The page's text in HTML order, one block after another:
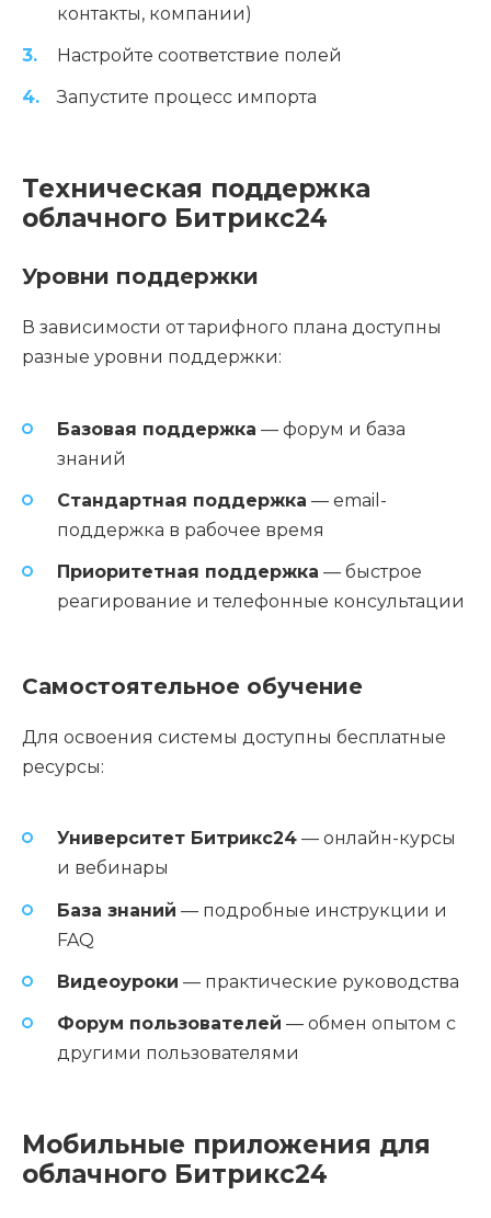
контакты, компании)
Настройте соответствие полей
Запустите процесс импорта
Техническая поддержка
облачного Битрикс24
Уровни поддержки
В зависимости от тарифного плана доступны
разные уровни поддержки:
Базовая поддержка — форум и база
знаний
Стандартная поддержка — email-
поддержка в рабочее время
Приоритетная поддержка — быстрое
реагирование и телефонные консультации
Самостоятельное обучение
Для освоения системы доступны бесплатные
ресурсы:
Университет Битрикс24 — онлайн-курсы
и вебинары
База знаний — подробные инструкции и
FAQ
Видеоуроки — практические руководства
Форум пользователей — обмен опытом с
другими пользователями
Мобильные приложения для
облачного Битрикс24